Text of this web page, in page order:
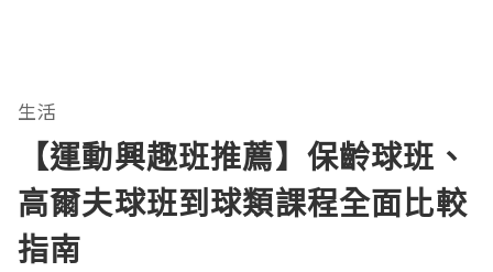
生活
【運動興趣班推薦】保齡球班、
高爾夫球班到球類課程全面比較
指南